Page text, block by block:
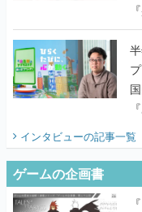
半
インタビューの記事一覧
ゲームの企画書